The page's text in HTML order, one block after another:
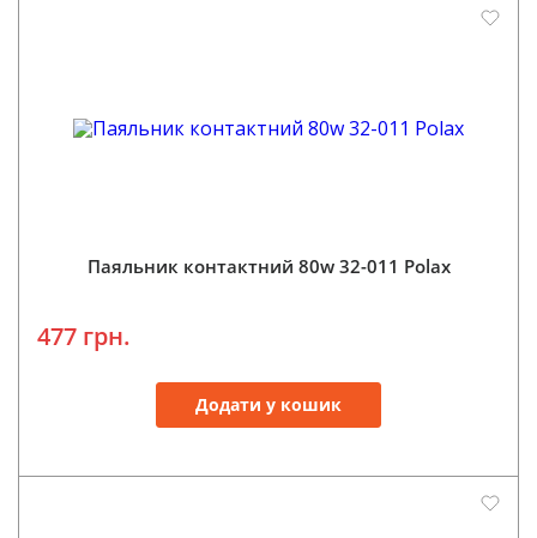
Паяльник контактний 80w 32-011 Polax
477 грн.
Додати у кошик